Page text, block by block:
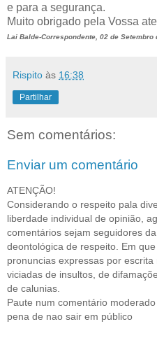
e para a segurança.
Muito obrigado pela Vossa
Lai Balde-Correspondente, 02 de Setembro
Rispito às 16:38
Partilhar
Sem comentários:
Enviar um comentário
ATENÇÃO!
Considerando o respeito pala
liberdade individual de opinião,
comentários sejam seguidores
deontológica de respeito. Em
pronuncias expressas por escrita
viciadas de insultos, de
de calunias.
Paute num comentário
pena de nao sair em público